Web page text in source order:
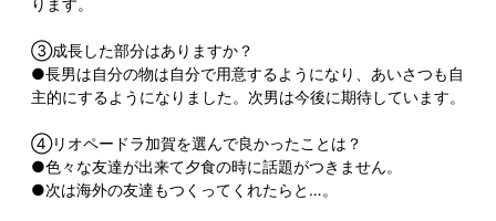
ります。
③成長した部分はありますか？
●長男は自分の物は自分で用意するようになり、あいさつも自
主的にするようになりました。次男は今後に期待しています。
④リオペードラ加賀を選んで良かったことは？
●色々な友達が出来て夕食の時に話題がつきません。
●次は海外の友達もつくってくれたらと…。